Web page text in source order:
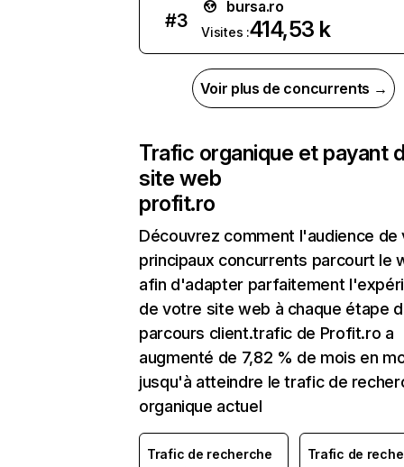
#3
bursa.ro
Visites :414,53 k
Voir plus de concurrents →
Trafic organique et payant
site web
profit.ro
Découvrez comment l'audience de
principaux concurrents parcourt le
afin d'adapter parfaitement
de votre site web à chaque étape
parcours client.trafic de Profit.ro a
augmenté de 7,82 % de mois en
jusqu'à atteindre le trafic de
organique actuel
Trafic de recherche
Trafic de